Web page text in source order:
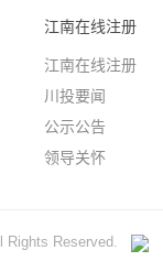
江南在线注册
江南在线注册
川投要闻
公示公告
领导关怀
Rights Reserved.